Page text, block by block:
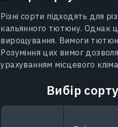
Різні сорти підходять для
кальянного тютюну. Однак
вирощування. Вимоги
Розуміння цих вимог
урахуванням місцевого
Вибір